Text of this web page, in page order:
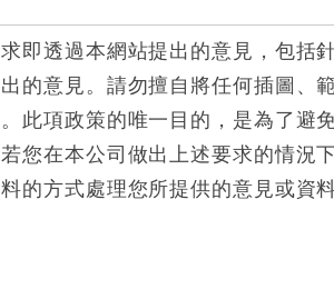
即透過本網站提出的意見，包括
的意見。請勿擅自將任何插圖、
此項政策的唯一目的，是為了避
您在本公司做出上述要求的情況
的方式處理您所提供的意見或資料